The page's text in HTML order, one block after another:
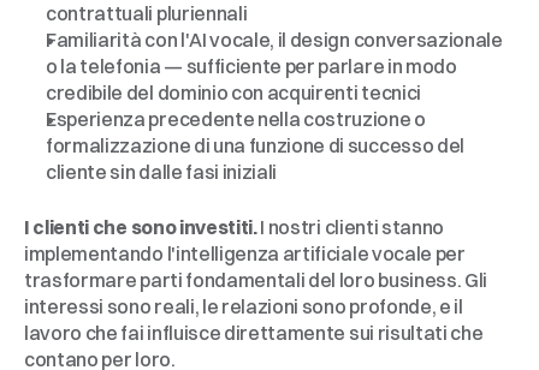
contrattuali pluriennali
Familiarità con l'AI vocale, il design conversazionale
o la telefonia — sufficiente per parlare in modo
credibile del dominio con acquirenti tecnici
Esperienza precedente nella costruzione o
formalizzazione di una funzione di successo del
cliente sin dalle fasi iniziali
I clienti che sono investiti. I nostri clienti stanno
implementando l'intelligenza artificiale vocale per
trasformare parti fondamentali del loro business. Gli
interessi sono reali, le relazioni sono profonde, e il
lavoro che fai influisce direttamente sui risultati che
contano per loro.